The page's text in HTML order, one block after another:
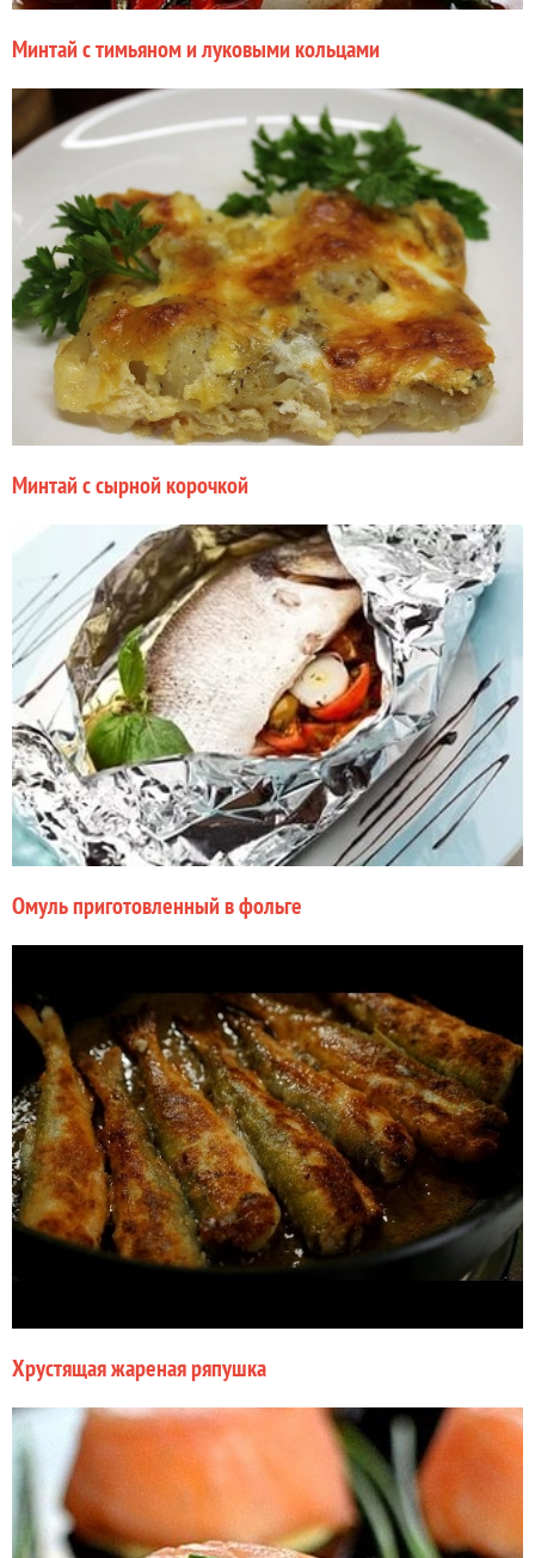
Минтай с тимьяном и луковыми кольцами
Минтай с сырной корочкой
Омуль приготовленный в фольге
Хрустящая жареная ряпушка